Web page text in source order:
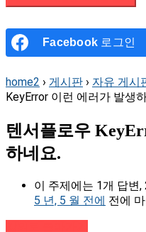
Facebook 로그인
home2 › 게시판 › 자유 게시
KeyError 이런 에러가 발생
텐서플로우
하네요.
이 주제에는 1개 답변
5 년, 5 월 전에 전에